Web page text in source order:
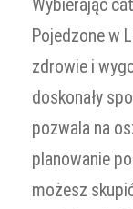
Wybierając
Pojedzone w
zdrowie i
doskonały
pozwala na
planowanie
możesz